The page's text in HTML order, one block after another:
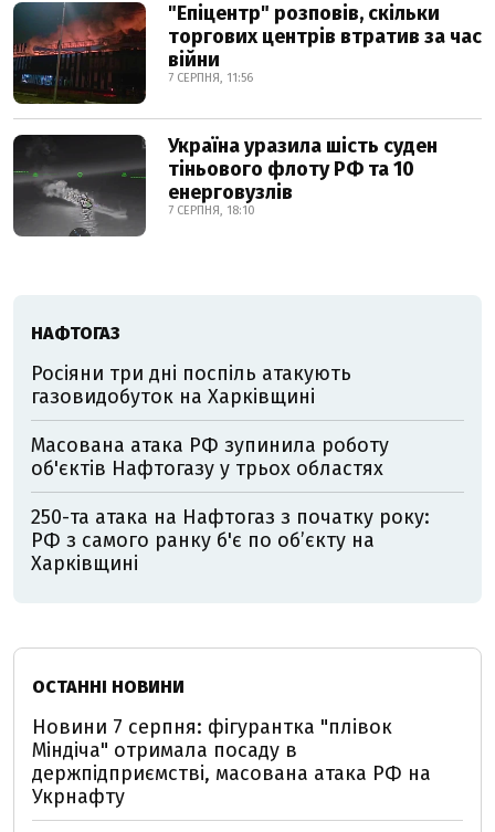
"Епіцентр" розповів, скільки
торгових центрів втратив за час
війни
7 СЕРПНЯ, 11:56
Україна уразила шість суден
тіньового флоту РФ та 10
енерговузлів
7 СЕРПНЯ, 18:10
НАФТОГАЗ
Росіяни три дні поспіль атакують
газовидобуток на Харківщині
Масована атака РФ зупинила роботу
об'єктів Нафтогазу у трьох областях
250-та атака на Нафтогаз з початку року:
РФ з самого ранку б'є по об’єкту на
Харківщині
ОСТАННІ НОВИНИ
Новини 7 серпня: фігурантка "плівок
Міндіча" отримала посаду в
держпідприємстві, масована атака РФ на
Укрнафту